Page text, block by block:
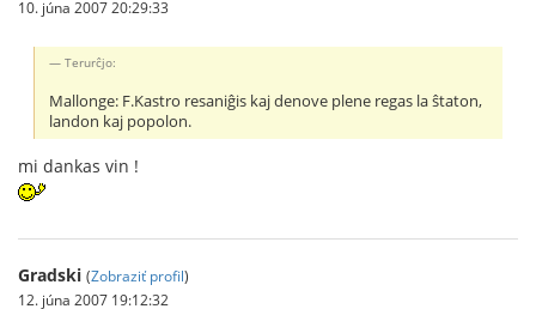
10. júna 2007 20:29:33
Terurĉjo:
Mallonge: F.Kastro resaniĝis kaj denove plene regas la ŝtaton,
landon kaj popolon.
mi dankas vin !
Gradski (Zobraziť profil)
12. júna 2007 19:12:32